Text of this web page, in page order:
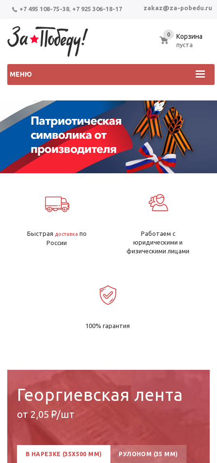
zakaz@za-pobedu.ru
+7 495 108-75-38 +7 925 306-18-17
МЕНЮ
0 Корзина
пуста
Быстрая доставка по
России
Работаем с
юридическими и
физическими лицами
100% гарантия
Георгиевская лента
от 2,05 ₽/шт
В НАРЕЗКЕ (35X500 ММ) РУЛОНОМ (35 ММ)